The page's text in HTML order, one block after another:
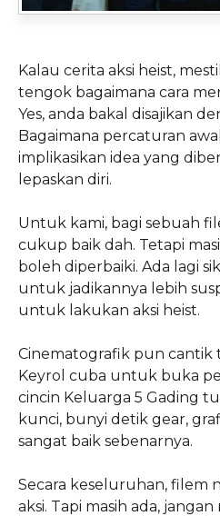
Kalau cerita aksi heist,
tengok bagaimana cara
Yes, anda bakal disajikan
Bagaimana percaturan
implikasikan idea yang
lepaskan diri.
Untuk kami, bagi sebuah
cukup baik dah. Tetapi
boleh diperbaiki. Ada lagi
untuk jadikannya lebih
untuk lakukan aksi heist.
Cinematografik pun cantik
Keyrol cuba untuk buka
cincin Keluarga 5 Gading
kunci, bunyi detik gear,
sangat baik sebenarnya.
Secara keseluruhan, filem
aksi. Tapi masih ada,